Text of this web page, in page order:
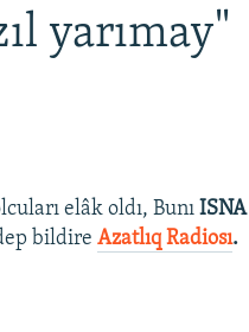
yarımay"
elâk oldı, BunıISNA
bildireAzatlıq Radiosı.